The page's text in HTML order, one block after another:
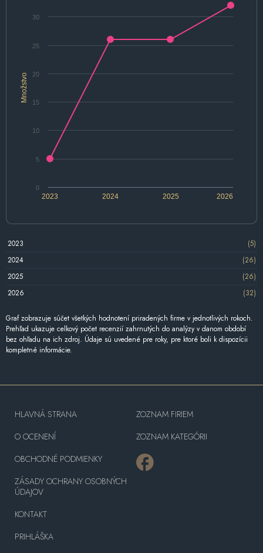
Množstvo
2024 2026
2023 2025
0
5
10
15
20
25
30
2023
(5)
2024
(26)
2025
(26)
2026
(32)
Graf zobrazuje súčet všetkých hodnotení priradených firme v jednotlivých rokoch.
Prehľad ukazuje celkový počet recenzií zahrnutých do analýzy v danom období
bez ohľadu na ich zdroj. Údaje sú uvedené pre roky, pre ktoré boli k dispozícii
kompletné informácie.
HLAVNÁ STRANA
O OCENENÍ
OBCHODNÉ PODMIENKY
ZÁSADY OCHRANY OSOBNÝCH
ÚDAJOV
KONTAKT
PRIHLÁŠKA
ZOZNAM FIRIEM
ZOZNAM KATEGÓRII